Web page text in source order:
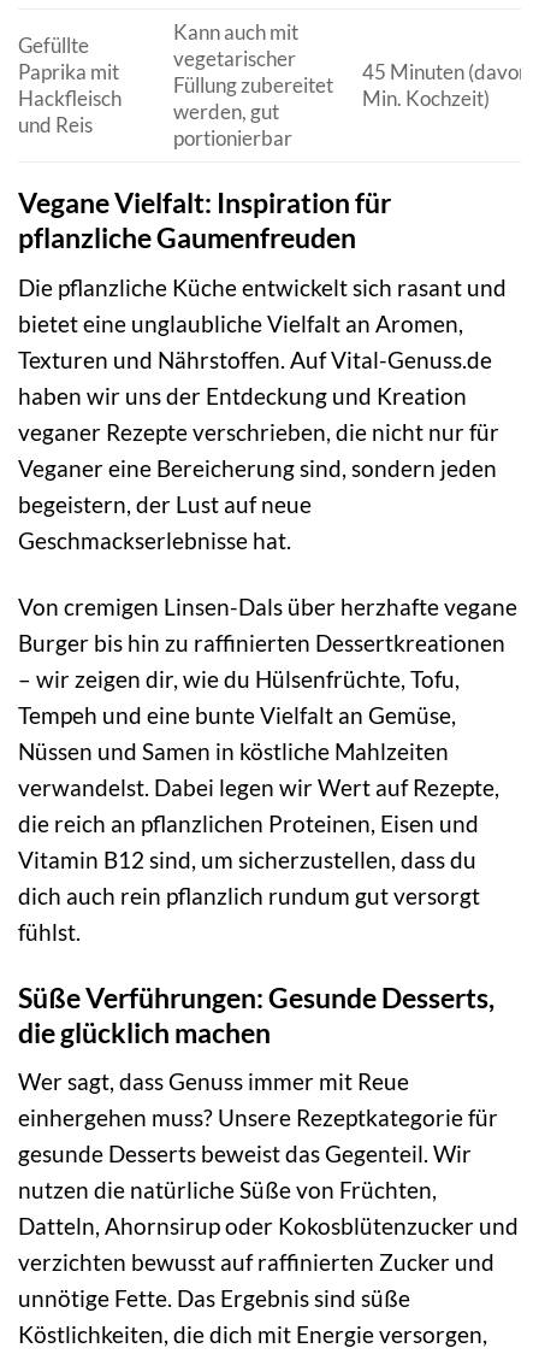
Gefüllte
Paprika mit
Hackfleisch
und Reis
Kann auch mit
vegetarischer
Füllung zubereitet
werden, gut
portionierbar
45 Minuten (davon
Min. Kochzeit)
Vegane Vielfalt: Inspiration für
pflanzliche Gaumenfreuden
Die pflanzliche Küche entwickelt sich rasant und
bietet eine unglaubliche Vielfalt an Aromen,
Texturen und Nährstoffen. Auf Vital-Genuss.de
haben wir uns der Entdeckung und Kreation
veganer Rezepte verschrieben, die nicht nur für
Veganer eine Bereicherung sind, sondern jeden
begeistern, der Lust auf neue
Geschmackserlebnisse hat.
Von cremigen Linsen-Dals über herzhafte vegane
Burger bis hin zu raffinierten Dessertkreationen
– wir zeigen dir, wie du Hülsenfrüchte, Tofu,
Tempeh und eine bunte Vielfalt an Gemüse,
Nüssen und Samen in köstliche Mahlzeiten
verwandelst. Dabei legen wir Wert auf Rezepte,
die reich an pflanzlichen Proteinen, Eisen und
Vitamin B12 sind, um sicherzustellen, dass du
dich auch rein pflanzlich rundum gut versorgt
fühlst.
Süße Verführungen: Gesunde Desserts,
die glücklich machen
Wer sagt, dass Genuss immer mit Reue
einhergehen muss? Unsere Rezeptkategorie für
gesunde Desserts beweist das Gegenteil. Wir
nutzen die natürliche Süße von Früchten,
Datteln, Ahornsirup oder Kokosblütenzucker und
verzichten bewusst auf raffinierten Zucker und
unnötige Fette. Das Ergebnis sind süße
Köstlichkeiten, die dich mit Energie versorgen,